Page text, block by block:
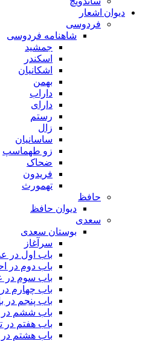
دیوان اشعار
فردوسی
شاهنامه فردوسی
جمشید
اسکندر
اشکانیان
بهمن
داراب
دارای
رستم
زال
ساسانیان
زو طهماسپ‏
ضحاک
فریدون
تهمورث
حافظ
دیوان حافظ
سعدی
بوستان سعدی
سرآغاز
باب اول در
باب دوم در
باب سوم
باب چهارم
باب پنجم در
باب ششم در
باب هفتم در
باب هشتم